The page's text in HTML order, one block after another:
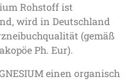
Rohstoff ist
wird in Deutschland
(gemäß
Ph. Eur).
einen organisch